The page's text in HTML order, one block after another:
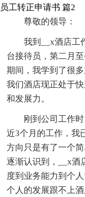
员工转正申请书 篇2
尊敬的领导：
我到__x酒店工
台接待员，第二月
期间，我学到了很
我们酒店现正处于
和发展力。
刚到公司工作
近3个月的工作，我
方向只是有了一个
逐渐认识到，__x酒
度到业务能力到个
个人的发展跟不上